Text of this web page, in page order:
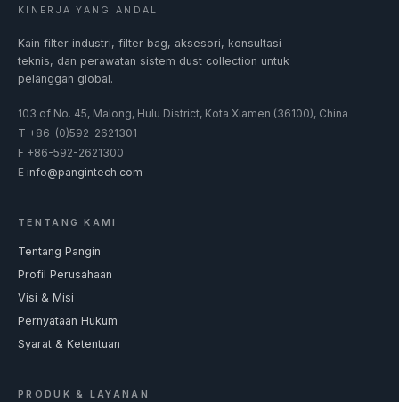
KINERJA YANG ANDAL
Kain filter industri, filter bag, aksesori, konsultasi
teknis, dan perawatan sistem dust collection untuk
pelanggan global.
103 of No. 45, Malong, Hulu District, Kota Xiamen (36100), China
T +86-(0)592-2621301
F +86-592-2621300
E info@pangintech.com
TENTANG KAMI
Tentang Pangin
Profil Perusahaan
Visi & Misi
Pernyataan Hukum
Syarat & Ketentuan
PRODUK & LAYANAN